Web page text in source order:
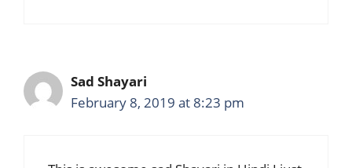
Sad Shayari
February 8, 2019 at 8:23 pm